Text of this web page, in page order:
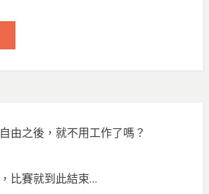
由之後，就不用工作了嗎？
比賽就到此結束…